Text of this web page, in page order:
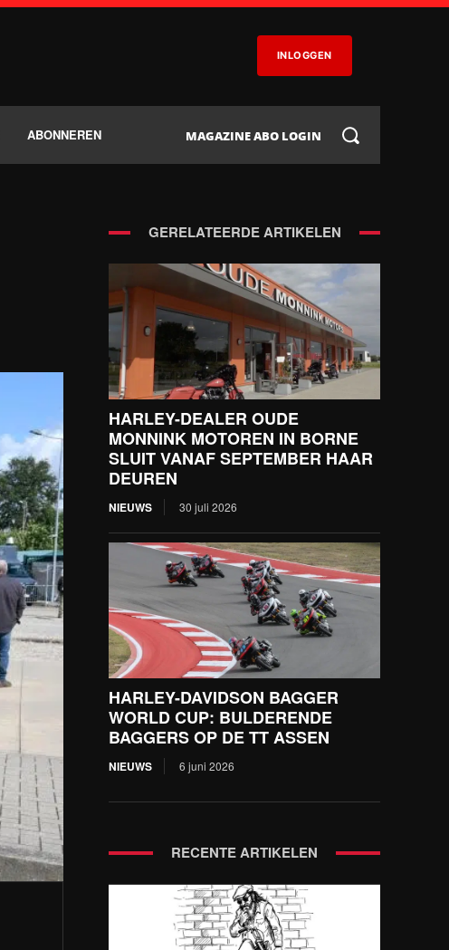
INLOGGEN
ABONNEREN MAGAZINE ABO LOGIN
GERELATEERDE ARTIKELEN
HARLEY-DEALER OUDE
MONNINK MOTOREN IN BORNE
SLUIT VANAF SEPTEMBER HAAR
DEUREN
NIEUWS 30 juli 2026
HARLEY-DAVIDSON BAGGER
WORLD CUP: BULDERENDE
BAGGERS OP DE TT ASSEN
NIEUWS 6 juni 2026
RECENTE ARTIKELEN